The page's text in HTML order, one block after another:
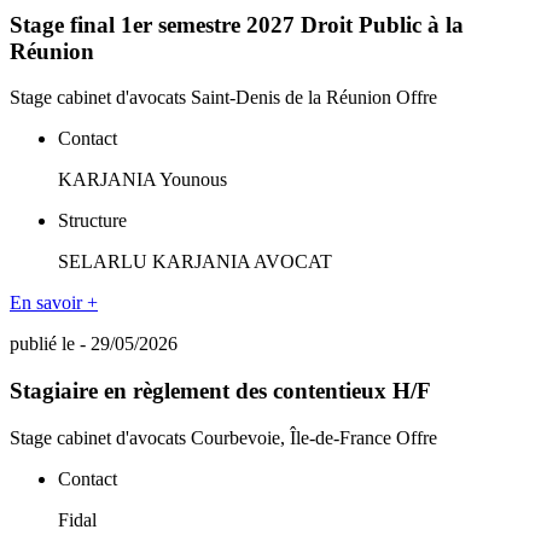
Stage final 1er semestre 2027 Droit Public à la
Réunion
Stage cabinet d'avocats Saint-Denis de la Réunion Offre
Contact
KARJANIA Younous
Structure
SELARLU KARJANIA AVOCAT
En savoir +
publié le - 29/05/2026
Stagiaire en règlement des contentieux H/F
Stage cabinet d'avocats Courbevoie, Île-de-France Offre
Contact
Fidal